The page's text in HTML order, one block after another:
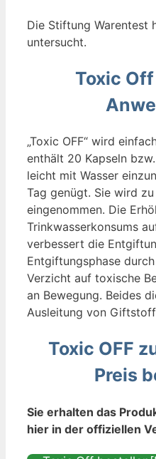
Die Stiftung Warentest
untersucht.
Toxic
„Toxic OFF“ wird
enthält 20 Kapseln
leicht mit Wasser
Tag genügt. Sie wird
eingenommen. Die
Trinkwasserkonsums
verbessert die
Entgiftungsphase
Verzicht auf toxische
an Bewegung. Beides
Ausleitung von
Toxic OFF
Preis
Sie erhalten das
hier in der offiziellen